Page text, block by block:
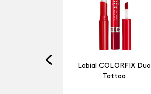
Labial COLORFIX Duo
Tattoo